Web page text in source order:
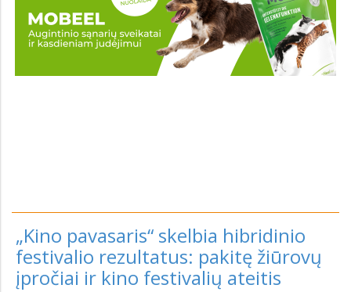
„Kino pavasaris“ skelbia hibridinio
festivalio rezultatus: pakitę žiūrovų
įpročiai ir kino festivalių ateitis